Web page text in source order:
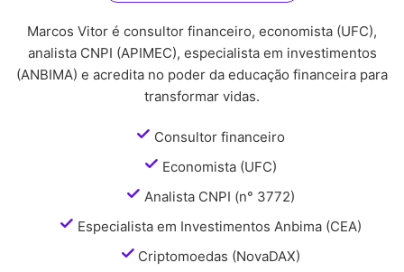
Marcos Vitor é consultor financeiro, economista (UFC),
analista CNPI (APIMEC), especialista em investimentos
(ANBIMA) e acredita no poder da educação financeira para
transformar vidas.
Consultor financeiro
Economista (UFC)
Analista CNPI (n° 3772)
Especialista em Investimentos Anbima (CEA)
Criptomoedas (NovaDAX)